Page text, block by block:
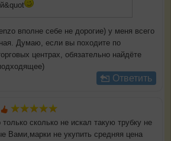
вполне себе не дорогие) у меня всего
Думаю, если вы походите по
центрах, обязательно найдёте
Ответить
сколько не искал такую трубку не
Вами,марки не укупить средняя цена